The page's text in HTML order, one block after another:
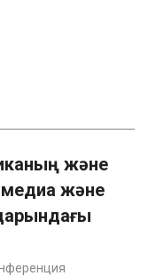
және
медиа және